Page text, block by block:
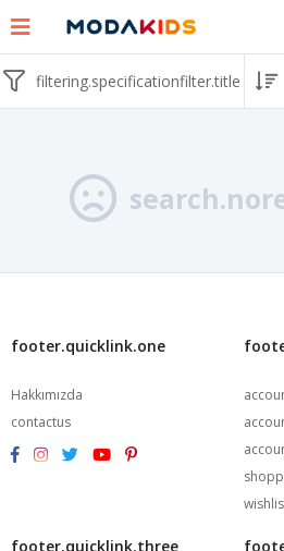
filtering.specificationfilter.title
footer.quicklink.one
Hakkımızda
contactus
footer.quicklink.three